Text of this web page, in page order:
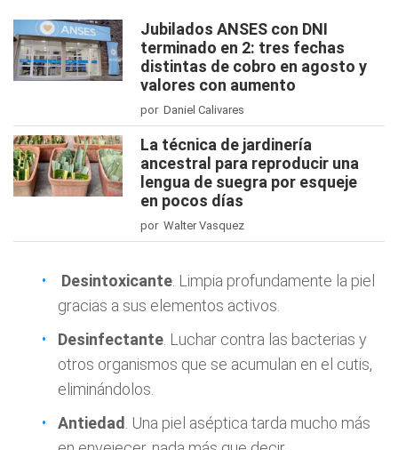
Jubilados ANSES con DNI
terminado en 2: tres fechas
distintas de cobro en agosto y
valores con aumento
por Daniel Calivares
La técnica de jardinería
ancestral para reproducir una
lengua de suegra por esqueje
en pocos días
por Walter Vasquez
Desintoxicante. Limpia profundamente la piel
gracias a sus elementos activos.
Desinfectante. Luchar contra las bacterias y
otros organismos que se acumulan en el cutis,
eliminándolos.
Antiedad. Una piel aséptica tarda mucho más